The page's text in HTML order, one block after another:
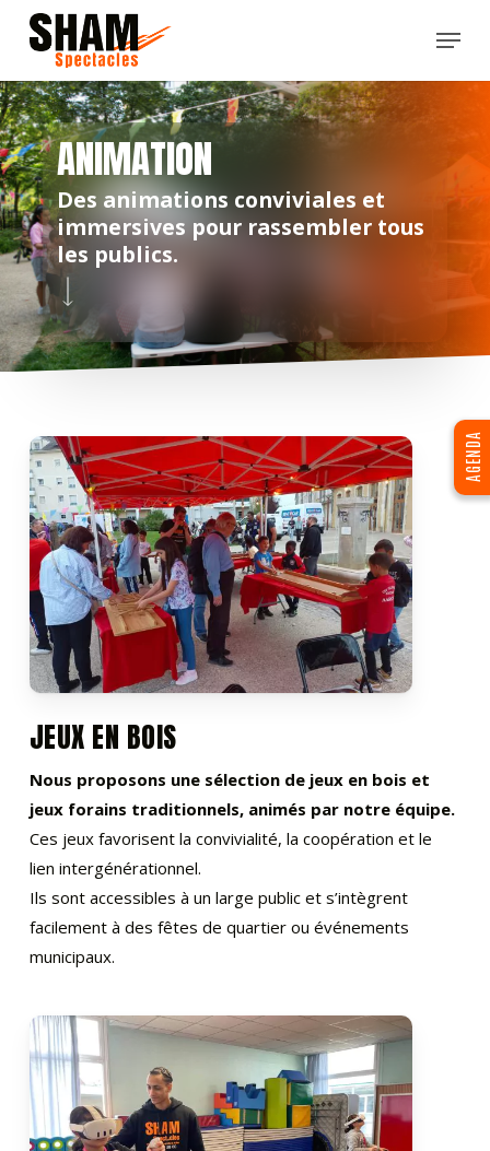
content
Menu
ANIMATION
Des animations conviviales et
immersives pour rassembler tous
les publics.
Navigate to the next section
JEUX EN BOIS
Nous proposons une sélection de jeux en bois et
jeux forains traditionnels, animés par notre équipe.
Ces jeux favorisent la convivialité, la coopération et le
lien intergénérationnel.
Ils sont accessibles à un large public et s’intègrent
facilement à des fêtes de quartier ou événements
municipaux.
AGENDA